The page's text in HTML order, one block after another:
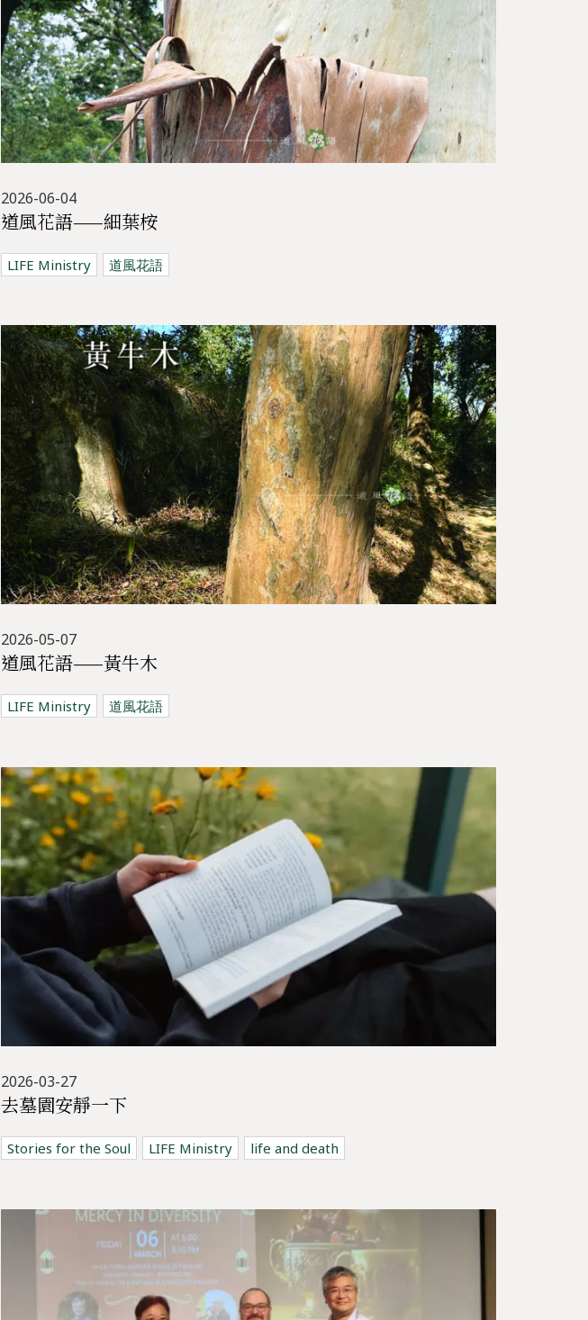
2026-06-04
道風花語——細葉桉
LIFE Ministry 道風花語
2026-05-07
道風花語——黃牛木
LIFE Ministry 道風花語
2026-03-27
去墓園安靜一下
Stories for the Soul LIFE Ministry life and death